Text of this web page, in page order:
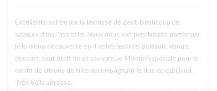
Excellente soirée sur la terrasse de Zest. Beaucoup de
saveurs dans l’assiette. Nous nous sommes laissés porter par
le le menu découverte en 4 actes. Entrée, poisson, viande,
dessert, tout était fin et savoureux. Mention spéciale pour le
confit de citrons de Nice accompagnant le dos de cabillaud.
Très belle adresse.